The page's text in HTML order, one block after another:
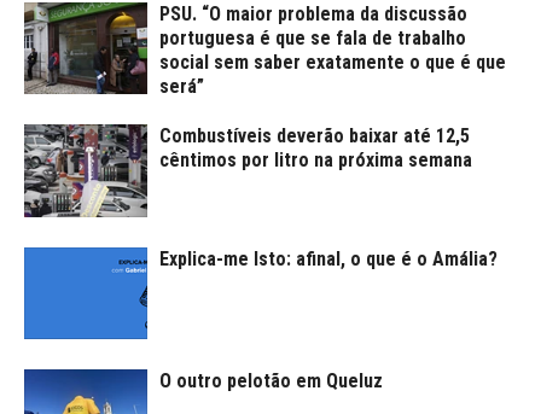
PSU. “O maior problema da discussão
portuguesa é que se fala de trabalho
social sem saber exatamente o que é que
será”
Combustíveis deverão baixar até 12,5
cêntimos por litro na próxima semana
Explica-me Isto: afinal, o que é o Amália?
O outro pelotão em Queluz